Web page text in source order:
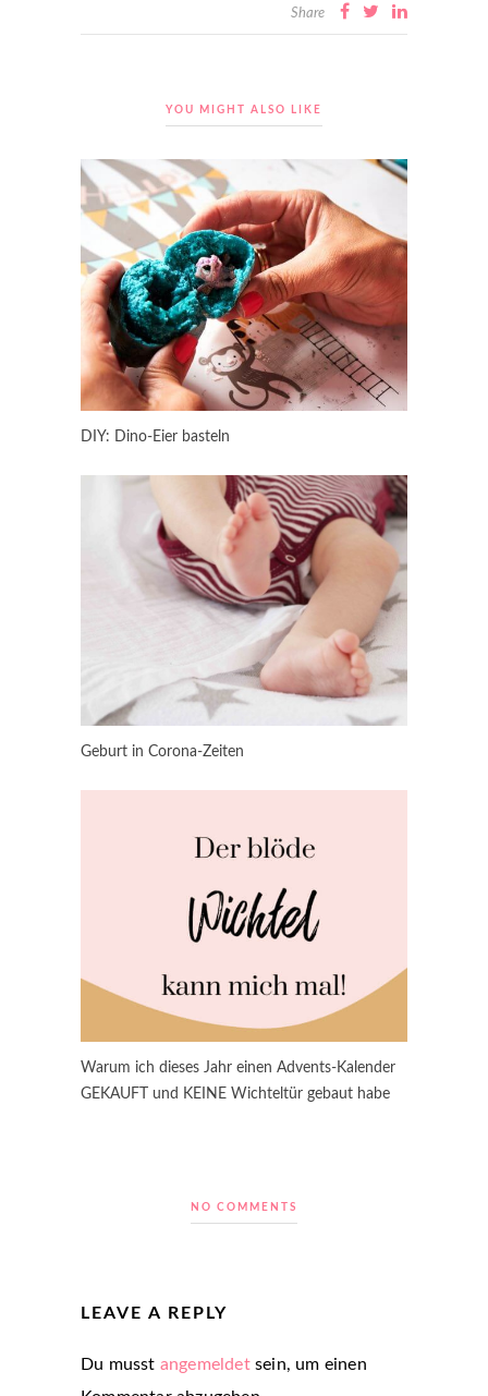
Share
YOU MIGHT ALSO LIKE
DIY: Dino-Eier basteln
Geburt in Corona-Zeiten
Warum ich dieses Jahr einen Advents-Kalender
GEKAUFT und KEINE Wichteltür gebaut habe
NO COMMENTS
LEAVE A REPLY
Du musst angemeldetsein, um einen